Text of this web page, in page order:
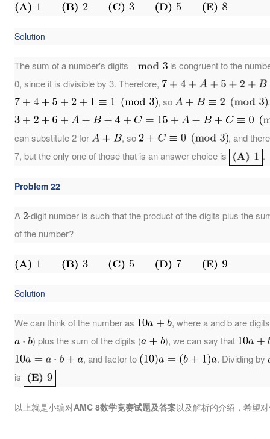
Solution
The sum of a number's digits
is congruent to the
0, since it is divisible by 3. Therefore,
, so
can substitute 2 for , so
, and
7, but the only one of those that is an answer choice is
.
Problem 22
A -digit number is such that the product of the digits plus the
of the number?
Solution
We can think of the number as
, where a and b are
) plus the sum of the digits (
), we can say that
, and factor to
. Dividing by
is
以上就是小编对AMC 8数学竞赛试题及答案以及解析的介绍，希望